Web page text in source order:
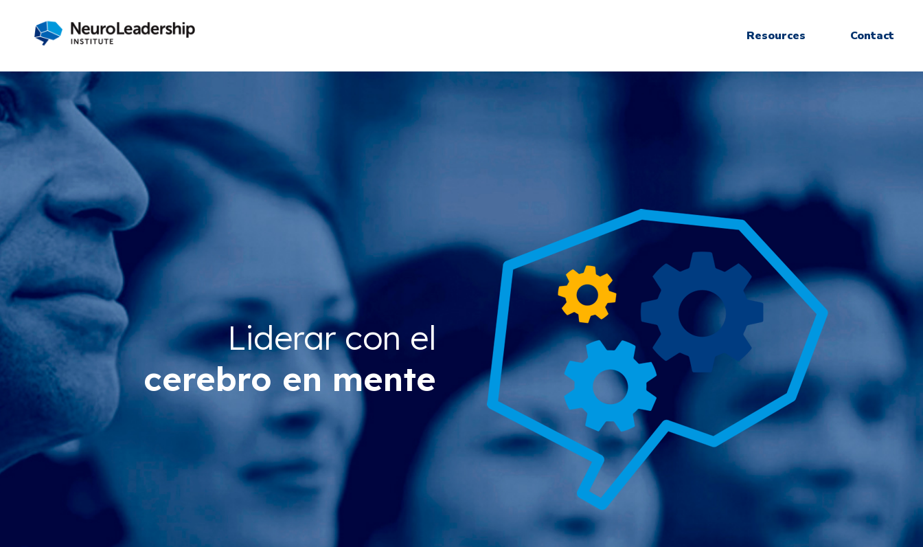
Resources Contact
Liderar con el
cerebro en mente